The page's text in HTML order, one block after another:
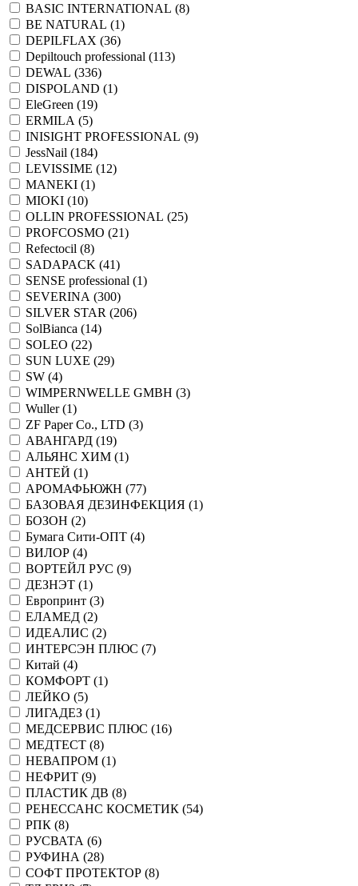
BASIC INTERNATIONAL (8)
BE NATURAL (1)
DEPILFLAX (36)
Depiltouch professional (113)
DEWAL (336)
DISPOLAND (1)
EleGreen (19)
ERMILA (5)
INISIGHT PROFESSIONAL (9)
JessNail (184)
LEVISSIME (12)
MANEKI (1)
MIOKI (10)
OLLIN PROFESSIONAL (25)
PROFCOSMO (21)
Refectocil (8)
SADAPACK (41)
SENSE professional (1)
SEVERINA (300)
SILVER STAR (206)
SolBianca (14)
SOLEO (22)
SUN LUXE (29)
SW (4)
WIMPERNWELLE GMBH (3)
Wuller (1)
ZF Paper Co., LTD (3)
АВАНГАРД (19)
АЛЬЯНС ХИМ (1)
АНТЕЙ (1)
АРОМАФЬЮЖН (77)
БАЗОВАЯ ДЕЗИНФЕКЦИЯ (1)
БОЗОН (2)
Бумага Сити-ОПТ (4)
ВИЛОР (4)
ВОРТЕЙЛ РУС (9)
ДЕЗНЭТ (1)
Европринт (3)
ЕЛАМЕД (2)
ИДЕАЛИС (2)
ИНТЕРСЭН ПЛЮС (7)
Китай (4)
КОМФОРТ (1)
ЛЕЙКО (5)
ЛИГАДЕЗ (1)
МЕДСЕРВИС ПЛЮС (16)
МЕДТЕСТ (8)
НЕВАПРОМ (1)
НЕФРИТ (9)
ПЛАСТИК ДВ (8)
РЕНЕССАНС КОСМЕТИК (54)
РПК (8)
РУСВАТА (6)
РУФИНА (28)
СОФТ ПРОТЕКТОР (8)